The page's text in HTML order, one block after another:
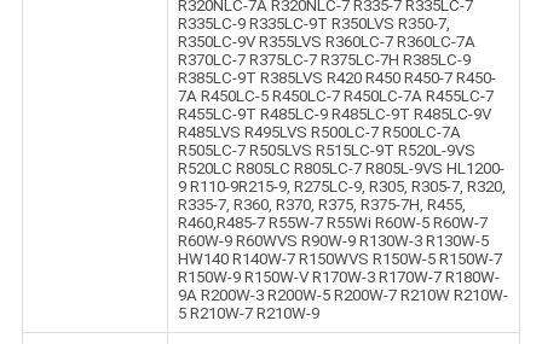
R320NLC-7A R320NLC-7 R335-7 R335LC-7
R335LC-9 R335LC-9T R350LVS R350-7,
R350LC-9V R355LVS R360LC-7 R360LC-7A
R370LC-7 R375LC-7 R375LC-7H R385LC-9
R385LC-9T R385LVS R420 R450 R450-7 R450-
7A R450LC-5 R450LC-7 R450LC-7A R455LC-7
R455LC-9T R485LC-9 R485LC-9T R485LC-9V
R485LVS R495LVS R500LC-7 R500LC-7A
R505LC-7 R505LVS R515LC-9T R520L-9VS
R520LC R805LC R805LC-7 R805L-9VS HL1200-
9 R110-9R215-9, R275LC-9, R305, R305-7, R320,
R335-7, R360, R370, R375, R375-7H, R455,
R460,R485-7 R55W-7 R55Wi R60W-5 R60W-7
R60W-9 R60WVS R90W-9 R130W-3 R130W-5
HW140 R140W-7 R150WVS R150W-5 R150W-7
R150W-9 R150W-V R170W-3 R170W-7 R180W-
9A R200W-3 R200W-5 R200W-7 R210W R210W-
5 R210W-7 R210W-9